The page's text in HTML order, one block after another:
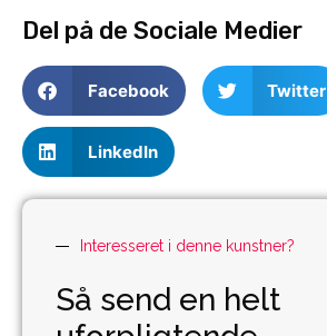
Del på de Sociale Medier
Facebook Twitter
LinkedIn
Interesseret i denne kunstner?
Så send en helt